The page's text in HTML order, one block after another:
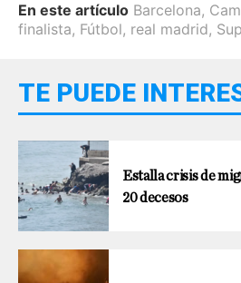
En este artículo Barcelona,
finalista, Fútbol, real madrid,
TE PUEDE
Estalla crisis de
20 decesos